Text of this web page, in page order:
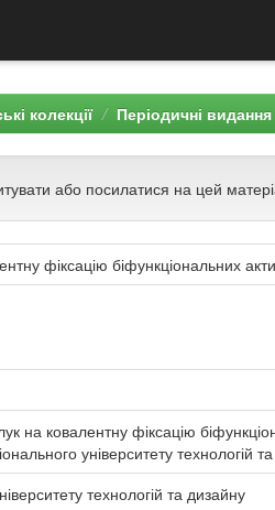
колекції Періодичні
або посилатися на цей
фіксацію біфункціональних
на ковалентну фіксацію
університету
технологій та дизайну